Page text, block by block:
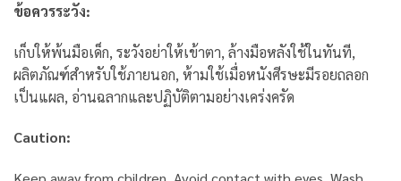
ข้อควรระวัง:
เก็บให้พ้นมือเด็ก, ระวังอย่าให้เข้าตา, ล้างมือหลังใช้ในทันที,
ผลิตภัณฑ์สำหรับใช้ภายนอก, ห้ามใช้เมื่อหนังศีรษะมีรอยถลอก
เป็นแผล, อ่านฉลากและปฏิบัติตามอย่างเคร่งครัด
Caution: